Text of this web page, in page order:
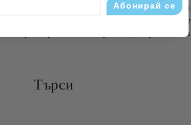
при продължителна употреба.
на хола или спалнята, така и за
търси практичен и красив декоративен
Търси